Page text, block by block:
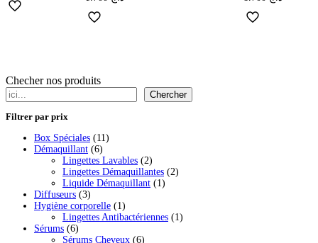
Checher nos produits
Chercher
Filtrer par prix
Box Spéciales
1111
Démaquillant 66
produits
Lingettes Lavables 22
produits
Lingettes Démaquillantes 22
Liquide Démaquillant 11
Diffuseurs 33
produits
Hygiène corporelle 11
produit
Lingettes Antibactériennes 11
Sérums 66
produits
Sérums Cheveux 66